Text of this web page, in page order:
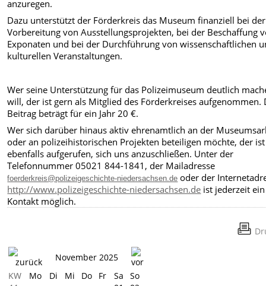
anzuregen.
Dazu unterstützt der Förderkreis das Museum finanziell bei der
Vorbereitung von Ausstellungsprojekten, bei der Beschaffung
Exponaten und bei der Durchführung von wissenschaftlichen
kulturellen Veranstaltungen.
Wer seine Unterstützung für das Polizeimuseum deutlich
will, der ist gern als Mitglied des Förderkreises aufgenommen.
Beitrag beträgt für ein Jahr 20 €.
Wer sich darüber hinaus aktiv ehrenamtlich an der
oder an polizeihistorischen Projekten beteiligen möchte, der ist
ebenfalls aufgerufen, sich uns anzuschließen. Unter der
Telefonnummer 05021 844-1841, der Mailadresse
foerderkreis@polizeigeschichte-niedersachsen.de oder der
http://www.polizeigeschichte-niedersachsen.de ist jederzeit ein
Kontakt möglich.
November 2025
KW
Mo Di Mi Do Fr Sa
So